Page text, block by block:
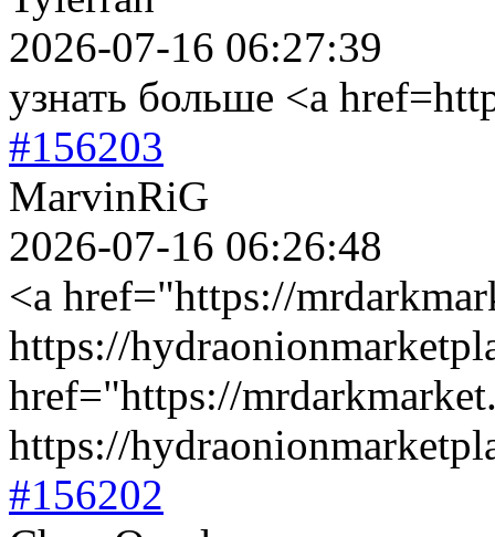
2026-07-16 06:27:39
узнать больше <a
#156203
MarvinRiG
2026-07-16 06:26:48
<a href="https://
https://
href="https://
https://
#156202